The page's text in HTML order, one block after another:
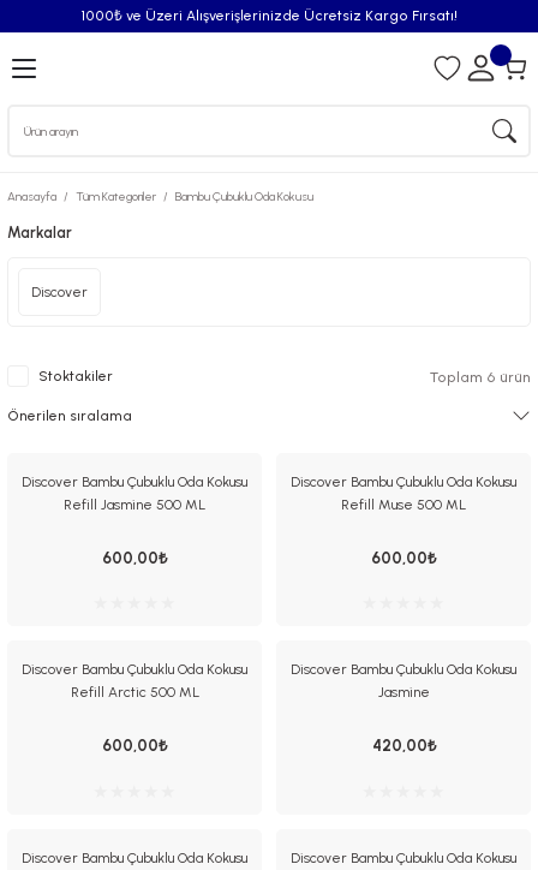
1000₺ ve Üzeri Alışverişlerinizde Ücretsiz Kargo Fırsatı!
Geri Dön
Esansiyel Aroma Difüzörü
Anasayfa Tüm Kategoriler Bambu Çubuklu Oda Kokusu
Markalar
Discover
Stoktakiler Toplam 6 ürün
Discover Bambu Çubuklu Oda Kokusu
Refill Jasmine 500 ML
600,00₺
Discover Bambu Çubuklu Oda Kokusu
Refill Muse 500 ML
600,00₺
Discover Bambu Çubuklu Oda Kokusu
Refill Arctic 500 ML
600,00₺
Discover Bambu Çubuklu Oda Kokusu
Jasmine
420,00₺
Discover Bambu Çubuklu Oda Kokusu
Discover Bambu Çubuklu Oda Kokusu